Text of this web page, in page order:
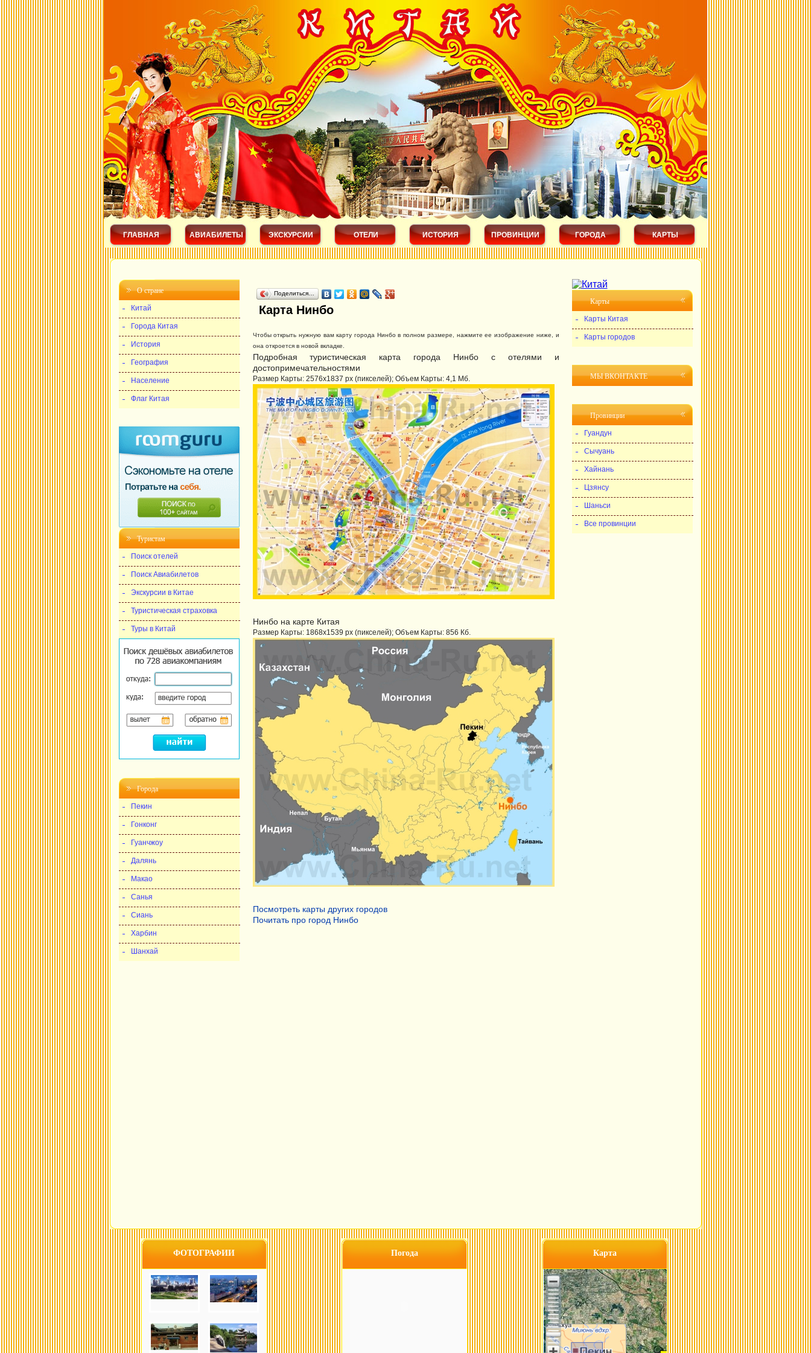
Поделиться…
Карта Нинбо
Чтобы открыть нужную вам карту города Нинбо в полном размере, нажмите ее изображение ниже, и
она откроется в новой вкладке.
Подробная туристическая карта города Нинбо с отелями и
достопримечательностями
Размер Карты: 2576x1837 px (пикселей); Объем Карты: 4,1 Мб.
Нинбо на карте Китая
Размер Карты: 1868x1539 px (пикселей); Объем Карты: 856 Кб.
Посмотреть карты других городов
Почитать про город Нинбо
Карты
Карты Китая
Карты городов
МЫ ВКОНТАКТЕ
Провинции
Гуандун
Сычуань
Хайнань
Цзянсу
Шаньси
Все провинции
О стране
Китай
Города Китая
История
География
Население
Флаг Китая
Туристам
Поиск отелей
Поиск Авиабилетов
Экскурсии в Китае
Туристическая страховка
Туры в Китай
Города
Пекин
Гонконг
Гуанчжоу
Далянь
Макао
Санья
Сиань
Харбин
Шанхай
ФОТОГРАФИИ Погода Карта
ГЛАВНАЯ АВИАБИЛЕТЫ ЭКСКУРСИИ ОТЕЛИ ИСТОРИЯ ПРОВИНЦИИ ГОРОДА КАРТЫ